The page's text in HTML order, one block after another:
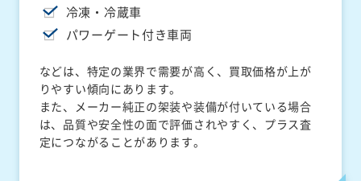
冷凍・冷蔵車
パワーゲート付き車両
などは、特定の業界で需要が高く、買取価格が上が
りやすい傾向にあります。
また、メーカー純正の架装や装備が付いている場合
は、品質や安全性の面で評価されやすく、プラス査
定につながることがあります。